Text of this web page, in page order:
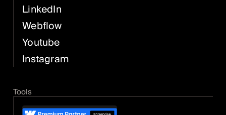
LinkedIn
Webflow
Youtube
Instagram
Tools